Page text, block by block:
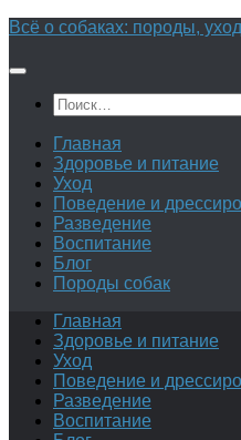
Перейти
содержимому
Всё о собаках: породы,
Найти:
Главная
Здоровье и питание
Уход
Поведение и
Разведение
Воспитание
Блог
Породы собак
Главная
Здоровье и питание
Уход
Поведение и
Разведение
Воспитание